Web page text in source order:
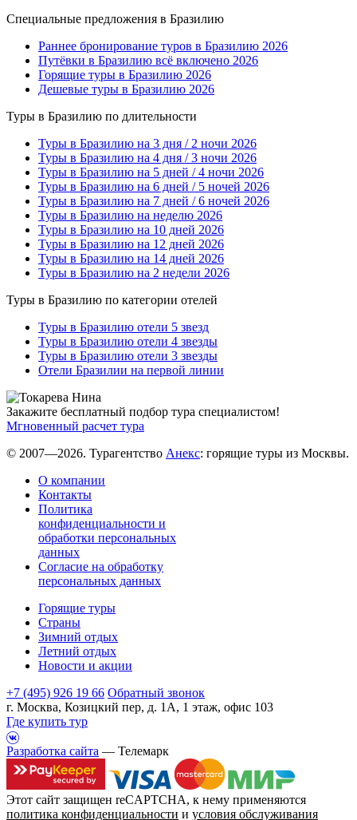
Специальные предложения в Бразилию
Раннее бронирование туров в Бразилию 2026
Путёвки в Бразилию всё включено 2026
Горящие туры в Бразилию 2026
Дешевые туры в Бразилию 2026
Туры в Бразилию по длительности
Туры в Бразилию на 3 дня / 2 ночи 2026
Туры в Бразилию на 4 дня / 3 ночи 2026
Туры в Бразилию на 5 дней / 4 ночи 2026
Туры в Бразилию на 6 дней / 5 ночей 2026
Туры в Бразилию на 7 дней / 6 ночей 2026
Туры в Бразилию на неделю 2026
Туры в Бразилию на 10 дней 2026
Туры в Бразилию на 12 дней 2026
Туры в Бразилию на 14 дней 2026
Туры в Бразилию на 2 недели 2026
Туры в Бразилию по категории отелей
Туры в Бразилию отели 5 звезд
Туры в Бразилию отели 4 звезды
Туры в Бразилию отели 3 звезды
Отели Бразилии на первой линии
Закажите бесплатный подбор тура специалистом!
Мгновенный расчет тура
© 2007—2026. Турагентство Анекс: горящие туры из Москвы.
О компании
Контакты
Политика
конфиденциальности и
обработки персональных
данных
Согласие на обработку
персональных данных
Горящие туры
Страны
Зимний отдых
Летний отдых
Новости и акции
+7 (495) 926 19 66 Обратный звонок
г. Москва, Козицкий пер, д. 1А, 1 этаж, офис 103
Где купить тур
Разработка сайта — Телемарк
Этот сайт защищен reCAPTCHA, к нему применяются
политика конфиденциальности и условия обслуживания